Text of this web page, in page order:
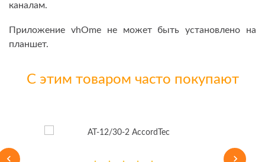
каналам.
Приложение vhOme не может быть установлено на
планшет.
С этим товаром часто покупают